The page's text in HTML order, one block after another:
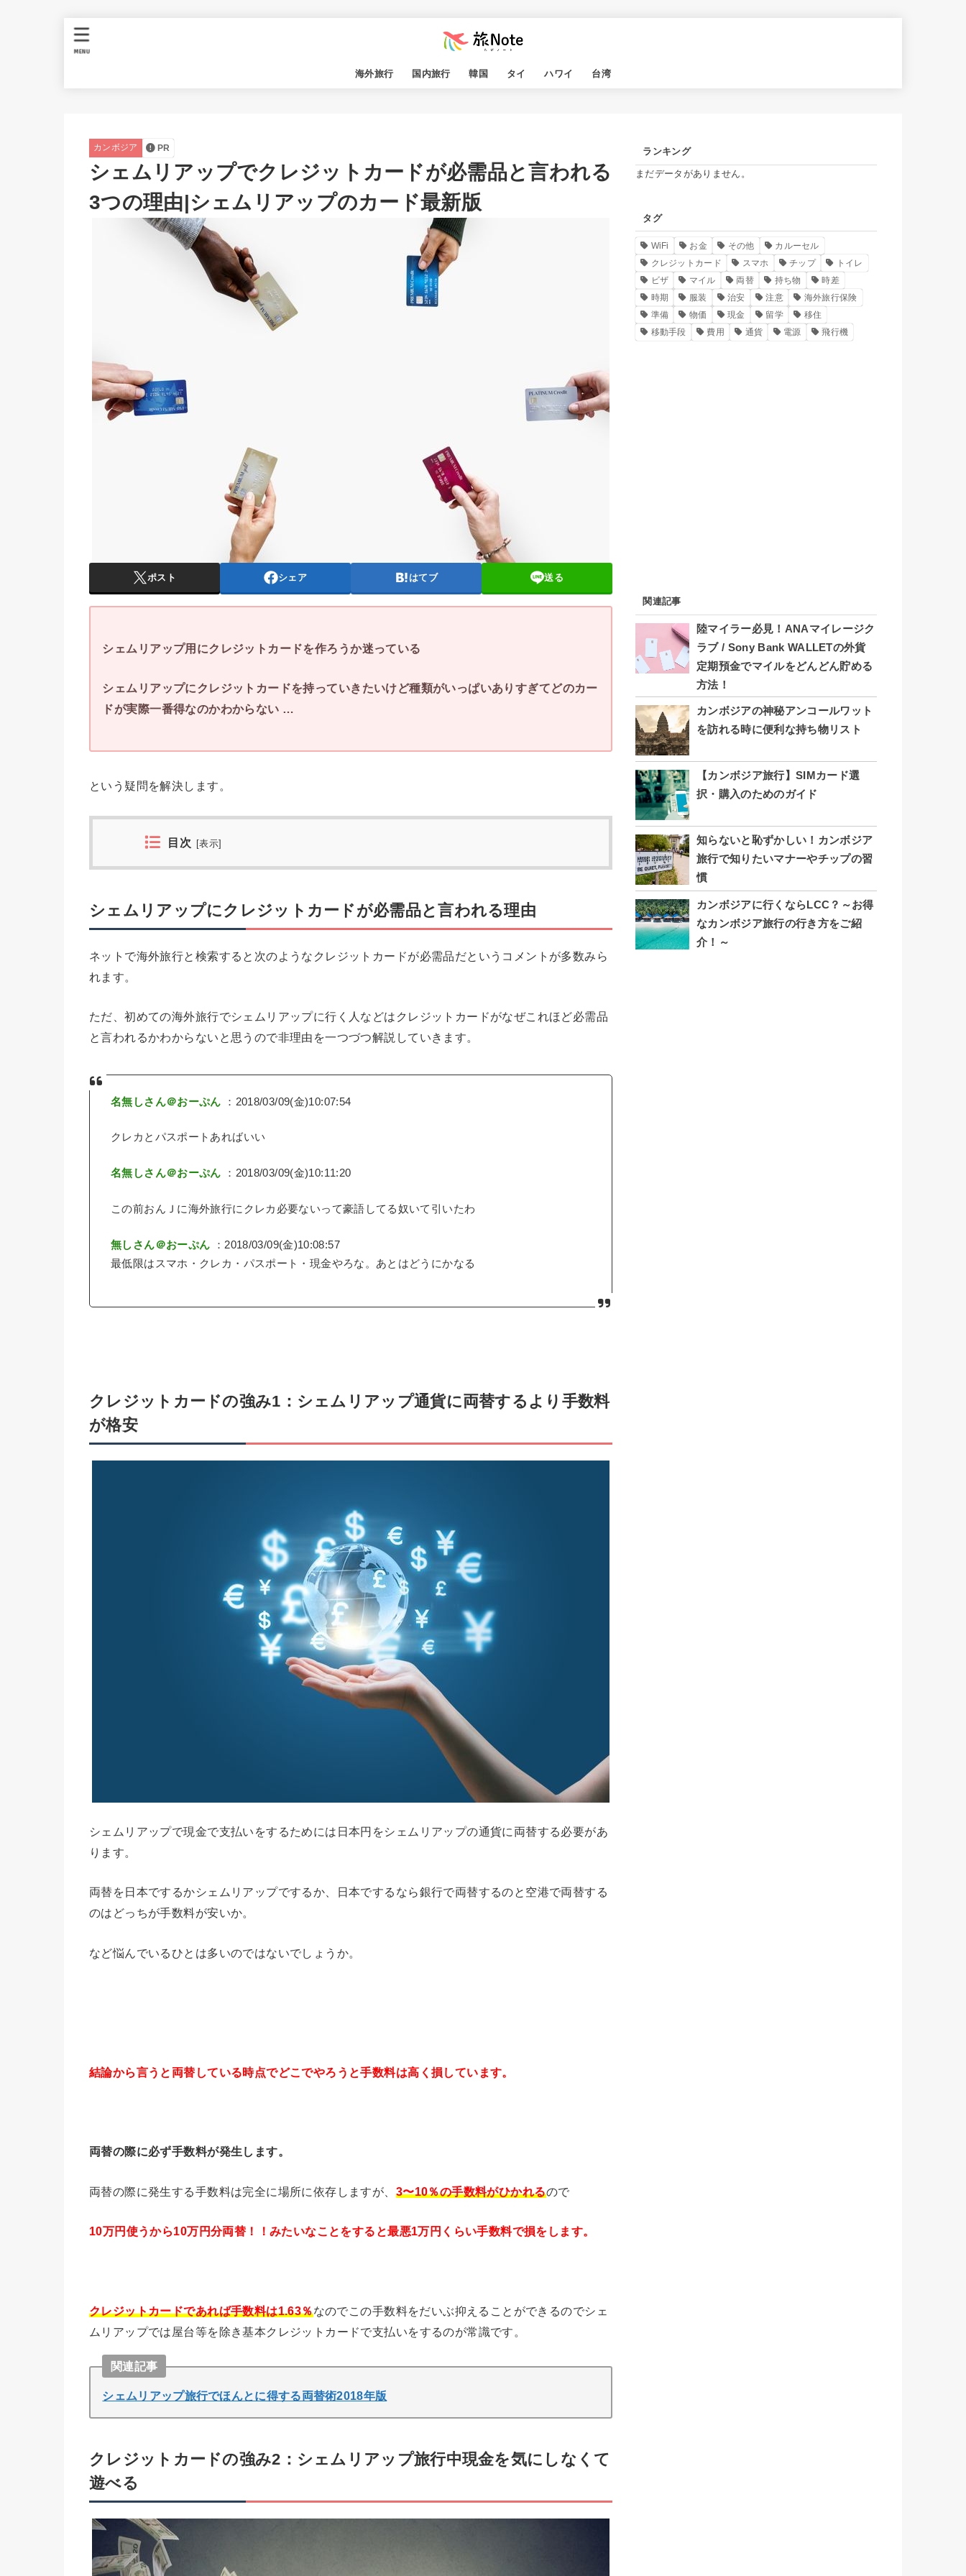
海外旅行 国内旅行 韓国 タイ ハワイ 台湾
MENU
カンボジア PR
シェムリアップでクレジットカードが必需品と言われる
3つの理由|シェムリアップのカード最新版
ポスト シェア はてブ 送る
シェムリアップ用にクレジットカードを作ろうか迷っている
シェムリアップにクレジットカードを持っていきたいけど種類がいっぱいありすぎてどのカー
ドが実際一番得なのかわからない …
という疑問を解決します。
目次 [表示]
シェムリアップにクレジットカードが必需品と言われる理由
ネットで海外旅行と検索すると次のようなクレジットカードが必需品だというコメントが多数みら
れます。
ただ、初めての海外旅行でシェムリアップに行く人などはクレジットカードがなぜこれほど必需品
と言われるかわからないと思うので非理由を一つづつ解説していきます。
名無しさん＠おーぷん ：2018/03/09(金)10:07:54
クレカとパスポートあればいい
名無しさん＠おーぷん ：2018/03/09(金)10:11:20
この前おんＪに海外旅行にクレカ必要ないって豪語してる奴いて引いたわ
無しさん＠おーぷん ：2018/03/09(金)10:08:57
最低限はスマホ・クレカ・パスポート・現金やろな。あとはどうにかなる
クレジットカードの強み1：シェムリアップ通貨に両替するより手数料
が格安
シェムリアップで現金で支払いをするためには日本円をシェムリアップの通貨に両替する必要があ
ります。
両替を日本でするかシェムリアップでするか、日本でするなら銀行で両替するのと空港で両替する
のはどっちが手数料が安いか。
など悩んでいるひとは多いのではないでしょうか。
結論から言うと両替している時点でどこでやろうと手数料は高く損しています。
両替の際に必ず手数料が発生します。
両替の際に発生する手数料は完全に場所に依存しますが、 3〜10％の手数料がひかれるので
10万円使うから10万円分両替！！みたいなことをすると最悪1万円くらい手数料で損をします。
クレジットカードであれば手数料は1.63％なのでこの手数料をだいぶ抑えることができるのでシェ
ムリアップでは屋台等を除き基本クレジットカードで支払いをするのが常識です。
関連記事
シェムリアップ旅行でほんとに得する両替術2018年版
クレジットカードの強み2：シェムリアップ旅行中現金を気にしなくて
遊べる
ランキング
まだデータがありません。
タグ
WiFi お金 その他
カルーセル
クレジットカード
スマホ チップ
トイレ
ビザ
マイル 両替 持ち物
時差
時期
服装 治安 注意
海外旅行保険
準備
物価 現金 留学
移住
移動手段
費用 通貨 電源 飛行機
関連記事
陸マイラー必見！ANAマイレージク
ラブ / Sony Bank WALLETの外貨
定期預金でマイルをどんどん貯める
方法！
カンボジアの神秘アンコールワット
を訪れる時に便利な持ち物リスト
【カンボジア旅行】SIMカード選
択・購入のためのガイド
知らないと恥ずかしい！カンボジア
旅行で知りたいマナーやチップの習
慣
カンボジアに行くならLCC？～お得
なカンボジア旅行の行き方をご紹
介！～